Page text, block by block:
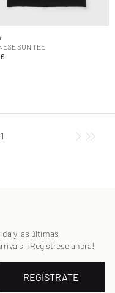
SUN TEE
1
y las últimas
¡Regístrese ahora!
REGÍSTRATE